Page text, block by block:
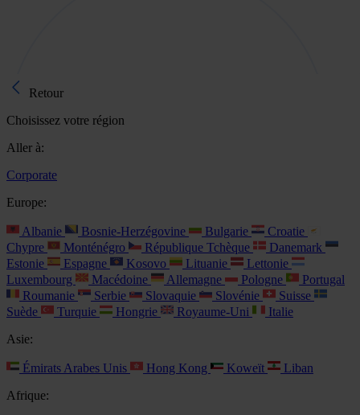
Retour
Choisissez votre région
Aller à:
Corporate
Europe:
Albanie Bosnie-Herzégovine Bulgarie
Croatie
Chypre
Monténégro République Tchèque
Danemark
Estonie
Espagne Kosovo Lituanie
Lettonie
Luxembourg
Macédoine Allemagne Pologne
Portugal
Roumanie
Serbie Slovaquie Slovénie
Suisse
Suède
Turquie Hongrie Royaume-Uni
Italie
Asie:
Émirats Arabes Unis Hong Kong Koweït
Liban
Afrique: